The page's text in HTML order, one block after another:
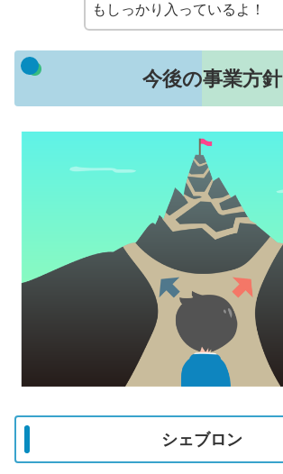
もしっかり入っているよ！
今後の事業方針
シェブロン